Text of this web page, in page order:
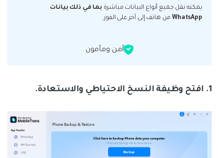
يمكنه نقل جميع أنواع البيانات مباشرة بما في ذلك بيانات
WhatsApp من هاتف إلى آخر على الفور.
آمن ومأمون
1. افتح وظيفة النسخ الاحتياطي والاستعادة.